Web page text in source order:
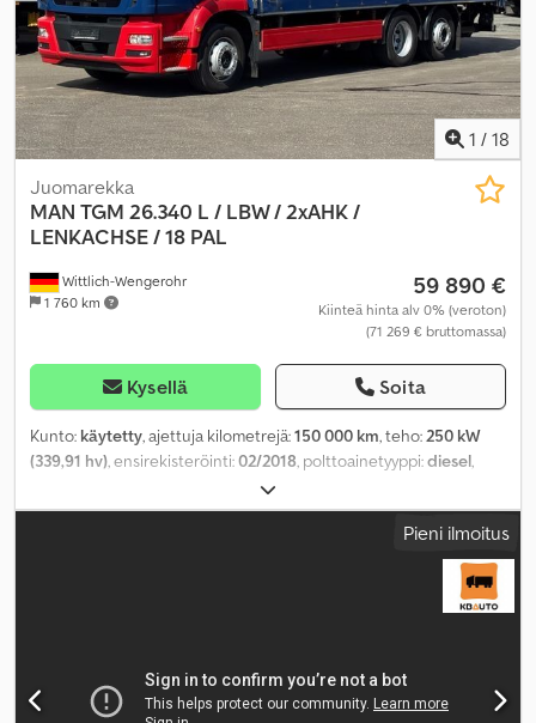
1 / 18
Wittlich-Wengerohr
1 760 km
Juomarekka
MAN TGM 26.340 L / LBW / 2xAHK /
LENKACHSE / 18 PAL
59 890 €
Kiinteä hinta alv 0% (veroton)
(71 269 € bruttomassa)
Kysellä Soita
Kunto: käytetty, ajettuja kilometrejä:150 000 km, teho:250 kW
(339,91 hv), ensirekisteröinti:02/2018, polttoainetyyppi:diesel,
, akselikokoonpano:
vaihteistotyyppi:automaattinen, päästöluokka:Euro 6,
2 480 mm,
ABS, ilmastointi,
Pieni ilmoitus